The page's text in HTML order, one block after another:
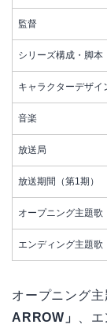
監督
シリーズ構成・脚本
キャラクターデザイ
音楽
放送局
放送期間（第1期）
オープニング主題歌
エンディング主題歌
オープニング
ARROW」
、